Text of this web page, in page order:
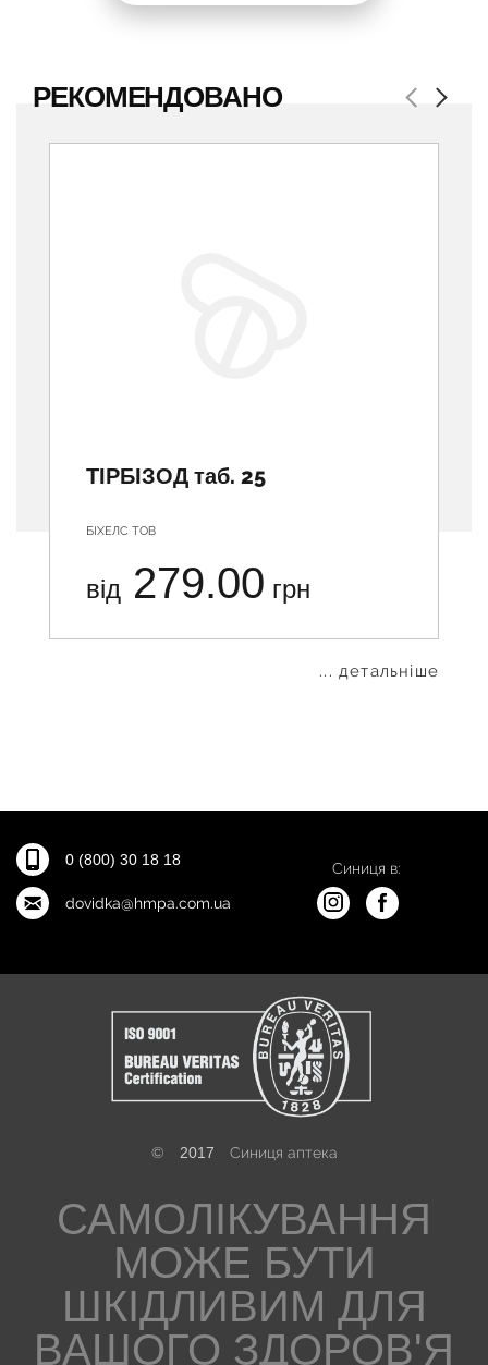
РЕКОМЕНДОВАНО Previous
ТІРБІЗОД таб. 25
БІХЕЛС ТОВ
від 279.00 грн
... детальніше
Next
0 (800) 30 18 18
dovidka@hmpa.com.ua
Синиця в:
© 2017 Синиця аптека
САМОЛІКУВАННЯ
МОЖЕ БУТИ
ШКІДЛИВИМ ДЛЯ
ВАШОГО ЗДОРОВ'Я